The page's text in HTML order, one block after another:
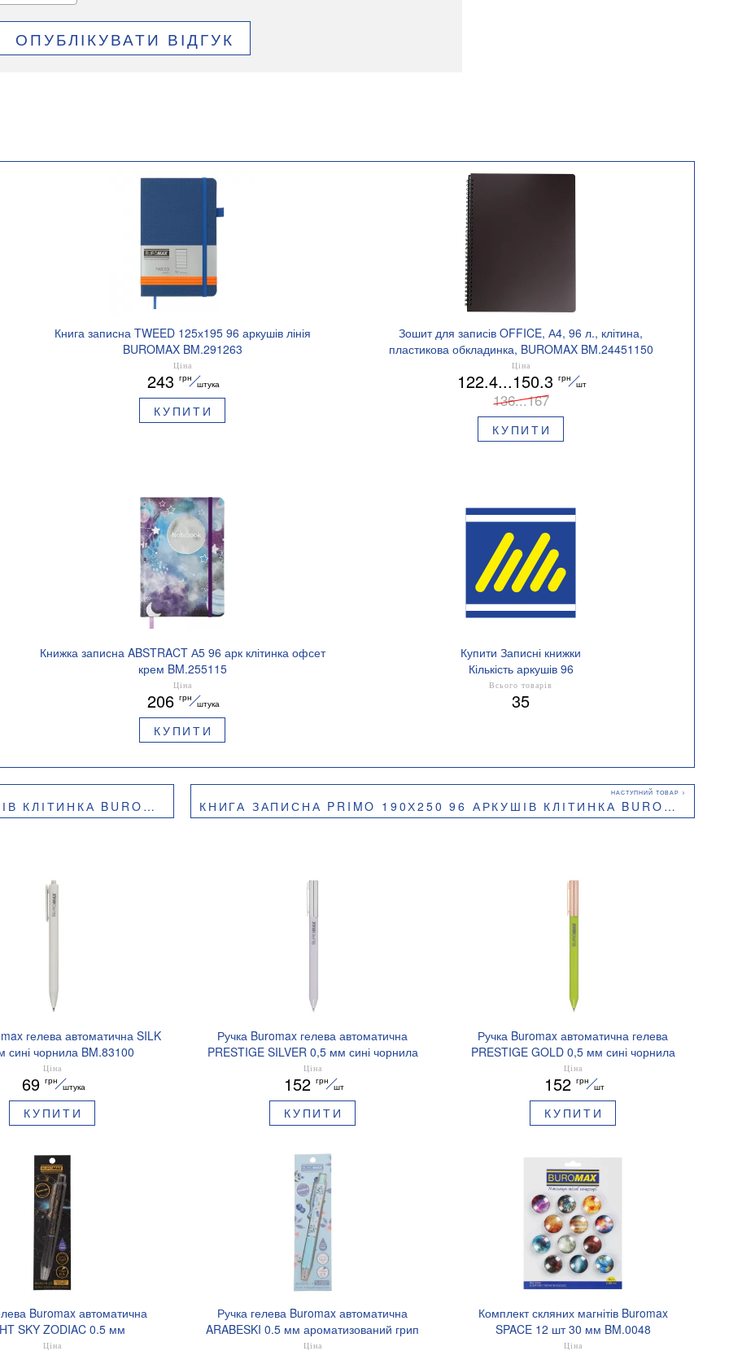
ОПУБЛІКУВАТИ ВІДГУК
Книга записна TWEED 125х195 96 аркушів лінія
BUROMAX BM.291263
Ціна
243 грн
штука
КУПИТИ
Зошит для записів OFFICE, А4, 96 л., клітина,
пластикова обкладинка, BUROMAX BM.24451150
Ціна
122.4...150.3 грн
шт
136...167
КУПИТИ
Книжка записна ABSTRACT А5 96 арк клітинка офсет
крем BM.255115
Ціна
206 грн
штука
КУПИТИ
Купити Записні книжки
Кількість аркушів 96
Всього товарів
35
BUROMAX BM.296160 КНИГА ЗАПИСНА PRIMO 190Х250 96 АРКУШІВ КЛІТИНКА BUROMAX BM.292161
гелева автоматична SILK
сині чорнила BM.83100
Ціна
69 грн
штука
КУПИТИ
Ручка Buromax гелева автоматична
PRESTIGE SILVER 0,5 мм сині чорнила
BM.83102
Ціна
152 грн
шт
КУПИТИ
Ручка Buromax автоматична гелева
PRESTIGE GOLD 0,5 мм сині чорнила
BM.83101
Ціна
152 грн
шт
КУПИТИ
Buromax автоматична
SKY ZODIAC 0.5 мм
грип синє чорнило
Ціна
Ручка гелева Buromax автоматична
ARABESKI 0.5 мм ароматизований грип
синє чорнило в блістері BM.8379-02
Ціна
Комплект скляних магнітів Buromax
SPACE 12 шт 30 мм BM.0048
Ціна